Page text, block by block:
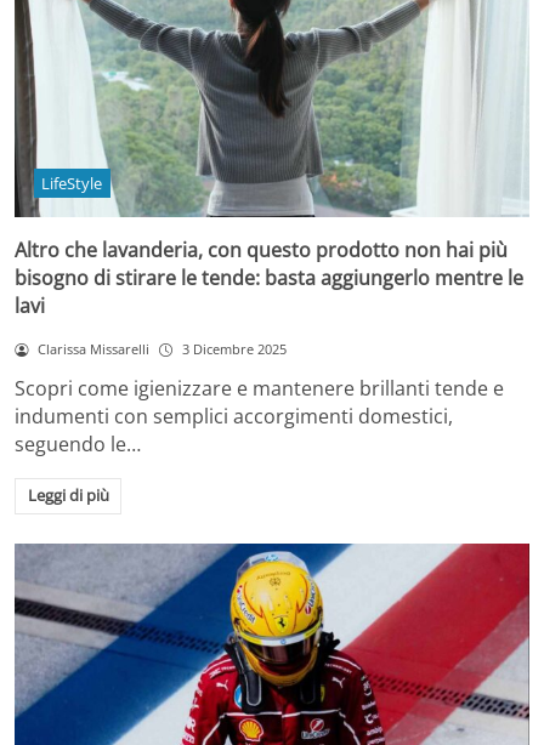
LifeStyle
Altro che lavanderia, con questo prodotto non hai più
bisogno di stirare le tende: basta aggiungerlo mentre le
lavi
Clarissa Missarelli 3 Dicembre 2025
Scopri come igienizzare e mantenere brillanti tende e
indumenti con semplici accorgimenti domestici,
seguendo le…
Leggi di più